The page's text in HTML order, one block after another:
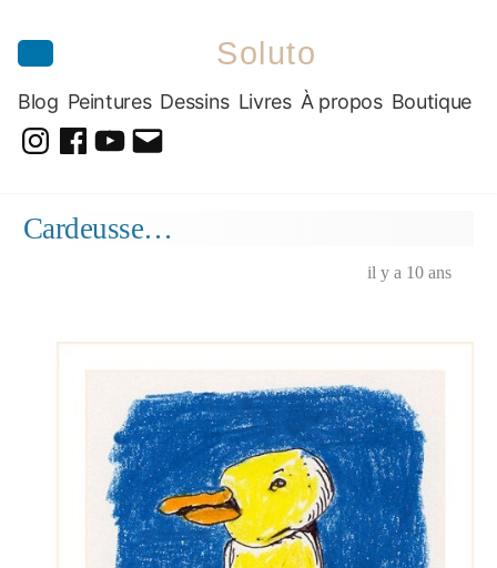
Soluto
Blog Peintures Dessins Livres À propos Boutique
Dessins
Cardeusse…
il y a 10 ans